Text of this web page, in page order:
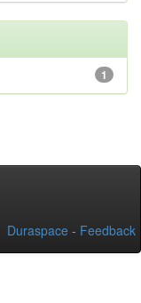
1
Duraspace - Feedback